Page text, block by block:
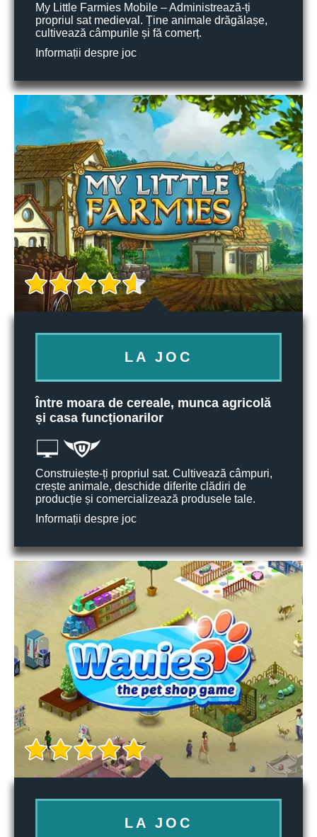
My Little Farmies Mobile – Administrează-ți
propriul sat medieval. Ține animale drăgălașe,
cultivează câmpurile și fă comerț.
Informații despre joc
LA JOC
Între moara de cereale, munca agricolă
și casa funcționarilor
Construiește-ți propriul sat. Cultivează câmpuri,
crește animale, deschide diferite clădiri de
producție și comercializează produsele tale.
Informații despre joc
LA JOC